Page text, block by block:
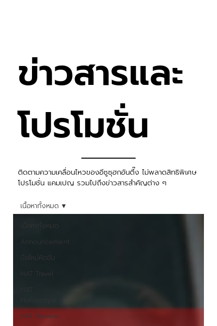
ข่าวสารและ
โปรโมชั่น
​ติดตามความเคลื่อนไหวของอีซูซุฮกอันตึ๊ง ไม่พลาดสิทธิพิเศษ
โปรโมชั่น แคมเปญ รวมไปถึงข่าวสารสำคัญต่าง ๆ
เนื้อหาทั้งหมด
Announcement
มือใหม่หัดขับ
HAT Travel
HAT Review
เนื้อหาทั้งหมด